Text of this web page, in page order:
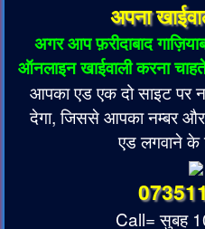
अपना
अगर आप फ़रीदाबाद
ऑनलाइन खाईवाली करना
आपका एड एक दो साइट पर
देगा, जिससे आपका नम्बर और
एड लगवाने के
Call= सुबह